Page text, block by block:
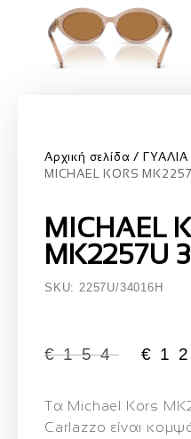
Αρχική σελίδα
MICHAEL KORS
MICHAEL
MK2257U
SKU: 2257U/34016H
€154 €
Τα Michael Kors
Carlazzo είναι